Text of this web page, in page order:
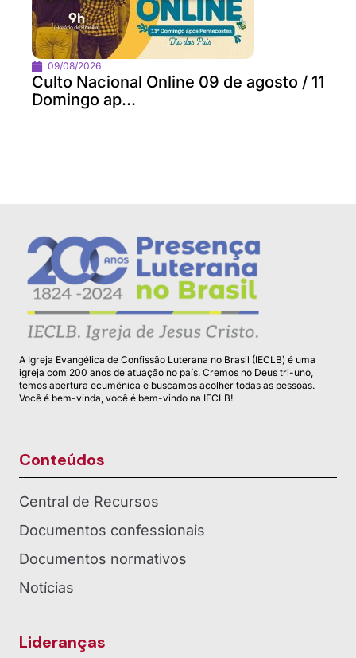
09/08/2026
Culto Nacional Online 09 de agosto / 11
Domingo ap...
A Igreja Evangélica de Confissão Luterana no Brasil (IECLB) é uma
igreja com 200 anos de atuação no país. Cremos no Deus tri-uno,
temos abertura ecumênica e buscamos acolher todas as pessoas.
Você é bem-vinda, você é bem-vindo na IECLB!
Conteúdos
Central de Recursos
Documentos confessionais
Documentos normativos
Notícias
Lideranças